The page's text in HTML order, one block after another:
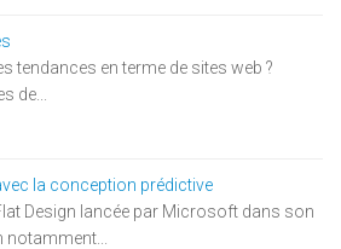
tendances en terme de sites web ?
de...
la conception prédictive
Design lancée par Microsoft dans son